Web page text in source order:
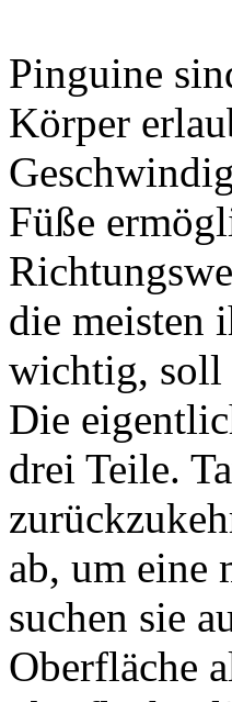
Pinguine
Körper
Füße
die meisten
wichtig, soll
Die
drei Teile.
ab, um eine
suchen sie
Oberfläche